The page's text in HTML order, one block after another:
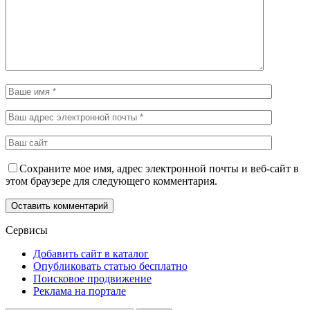
Сохраните мое имя, адрес электронной почты и веб-сайт в
этом браузере для следующего комментария.
Сервисы
Добавить сайт в каталог
Опубликовать статью бесплатно
Поисковое продвижение
Реклама на портале